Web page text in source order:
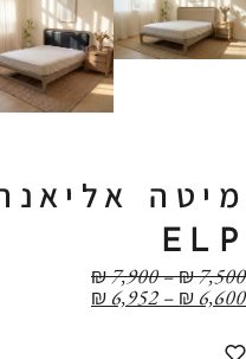
מיטה
ELP
₪7,500
–
₪7,900 טווח
₪6,600
–
₪6,952